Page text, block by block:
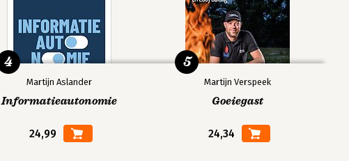
Martijn Aslander
Informatieautonomie
24,99
4
Martijn Verspeek
Goeiegast
24,34
5